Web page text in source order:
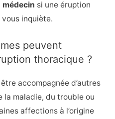
si une éruption
inquiète.
peuvent
thoracique ?
accompagnée d’autres
la maladie, du trouble ou
affections à l’origine